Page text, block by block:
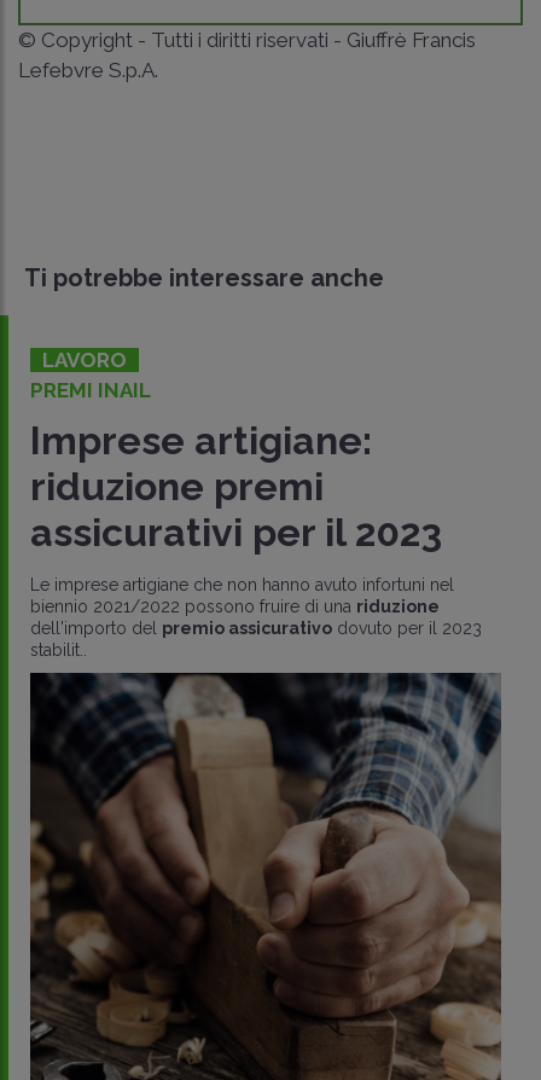
© Copyright - Tutti i diritti riservati - Giuffrè Francis
Lefebvre S.p.A.
Ti potrebbe interessare anche
LAVORO
PREMI INAIL
Imprese artigiane:
riduzione premi
assicurativi per il 2023
Le imprese artigiane che non hanno avuto infortuni nel
biennio 2021/2022 possono fruire di una riduzione
dell'importo del premio assicurativo dovuto per il 2023
stabilit..